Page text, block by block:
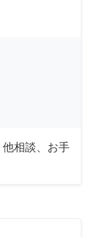
相談、お手